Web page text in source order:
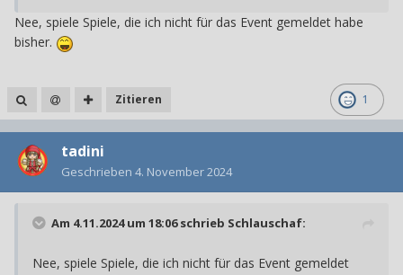
Nee, spiele Spiele, die ich nicht für das Event gemeldet habe
bisher.
1
Zitieren
tadini
Geschrieben 4. November 2024
Am 4.11.2024 um 18:06 schrieb Schlauschaf:
Nee, spiele Spiele, die ich nicht für das Event gemeldet